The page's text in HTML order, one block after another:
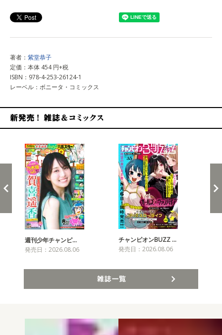
著者： 紫堂恭子
定価：本体 454 円+税
ISBN：978-4-253-26124-1
レーベル：ボニータ・コミックス
週刊少年チャンピ…
発売日：2026.08.06
チャンピオンBUZZ …
発売日：2026.08.06